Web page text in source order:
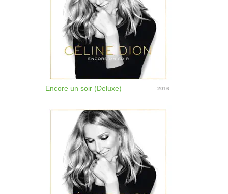
Encore un soir (Deluxe) 2016